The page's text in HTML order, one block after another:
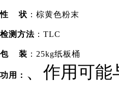
性 状 ：棕黄色粉末
检测方法 ：TLC
包 装 ：25kg纸板桶
功用： 、作用可能